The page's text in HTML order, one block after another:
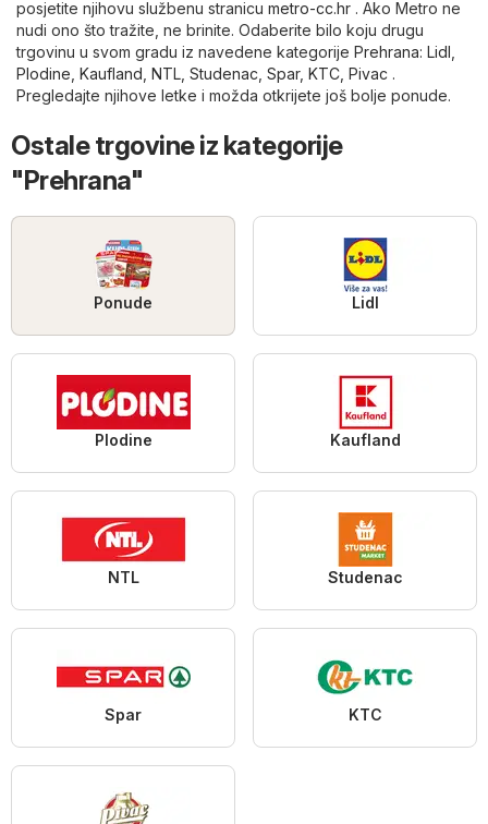
posjetite njihovu službenu stranicu metro-cc.hr . Ako Metro ne
nudi ono što tražite, ne brinite. Odaberite bilo koju drugu
trgovinu u svom gradu iz navedene kategorije Prehrana: Lidl ,
Plodine, Kaufland, NTL, Studenac, Spar, KTC, Pivac .
Pregledajte njihove letke i možda otkrijete još bolje ponude.
Ostale trgovine iz kategorije
"Prehrana"
Ponude Lidl
Plodine Kaufland
NTL Studenac
Spar KTC